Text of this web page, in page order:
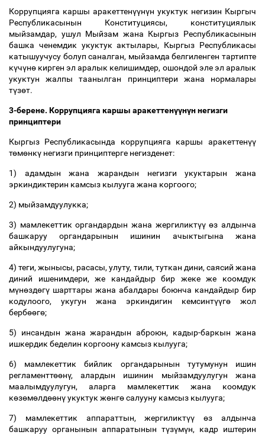
Коррупцияга каршы аракеттенүүнүн укуктук негизин Кыргыч
Республикасынын Конституциясы, конституциялык
мыйзамдар, ушул Мыйзам жана Кыргыз Республикасынын
башка ченемдик укуктук актылары, Кыргыз Республикасы
катышуучусу болуп саналган, мыйзамда белгиленген тартипте
күчүнө кирген эл аралык келишимдер, ошондой эле эл аралык
укуктун жалпы таанылган принциптери жана нормалары
түзөт.
3-берене. Коррупцияга каршы аракеттенүүнүн негизги
принциптери
Кыргыз Республикасында коррупцияга каршы аракеттенүү
төмөнкү негизги принциптерге негизденет:
1) адамдын жана жарандын негизги укуктарын жана
эркиндиктерин камсыз кылууга жана коргоого;
2) мыйзамдуулукка;
3) мамлекеттик органдардын жана жергиликтүү өз алдынча
башкаруу органдарынын ишинин ачыктыгына жана
айкындуулугуна;
4) теги, жынысы, расасы, улуту, тили, туткан дини, саясий жана
диний ишенимдери, же кандайдыр бир жеке же коомдук
мүнөздөгү шарттары жана абалдары боюнча кандайдыр бир
кодулоого, укугун жана эркиндигин кемсинтүүгө жол
бербөөгө;
5) инсандын жана жарандын аброюн, кадыр-баркын жана
ишкердик беделин коргоону камсыз кылууга;
6) мамлекеттик бийлик органдарынын тутумунун ишин
регламенттөөнү, алардын ишинин мыйзамдуулугун жана
маалымдуулугун, аларга мамлекеттик жана коомдук
көзөмөлдөөнүукуктук жөнгөсалууну камсыз кылууга;
7) мамлекеттик аппараттын, жергиликтүү өз алдынча
башкаруу органынын аппаратынын түзүмүн, кадр иштерин